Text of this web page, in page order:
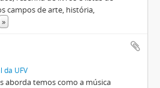
campos de arte, história,
»
da UFV
aborda temos como a música